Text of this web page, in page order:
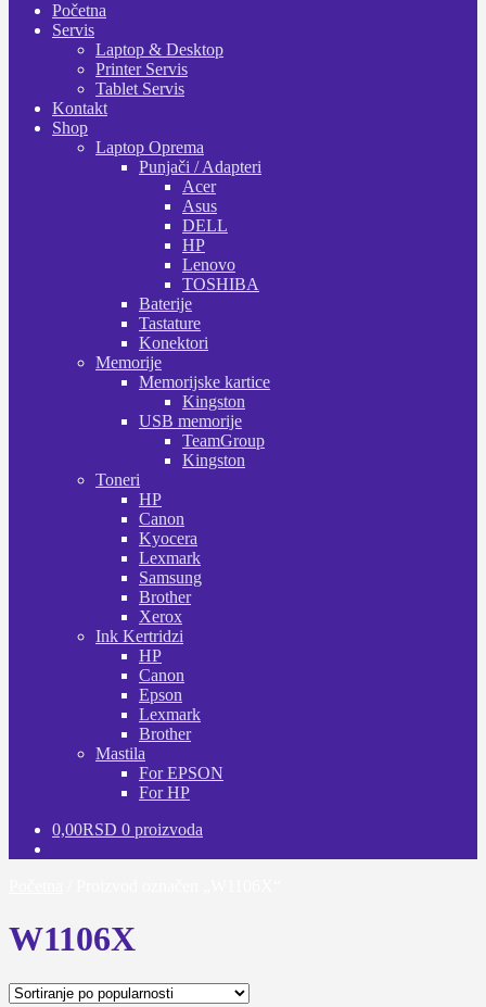
Početna
Servis
Laptop & Desktop
Printer Servis
Tablet Servis
Kontakt
Shop
Laptop Oprema
Punjači / Adapteri
Acer
Asus
DELL
HP
Lenovo
TOSHIBA
Baterije
Tastature
Konektori
Memorije
Memorijske kartice
Kingston
USB memorije
TeamGroup
Kingston
Toneri
HP
Canon
Kyocera
Lexmark
Samsung
Brother
Xerox
Ink Kertridzi
HP
Canon
Epson
Lexmark
Brother
Mastila
For EPSON
For HP
0,00RSD 0 proizvoda
W1106X